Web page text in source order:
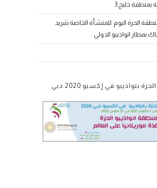
بمنطقة خليج 3
الحرة اليوم للمنشأة الخاصة بتبريد
بمطار انواذيبو الدولي
بنواذيبو في إكسبو 2020 دبي